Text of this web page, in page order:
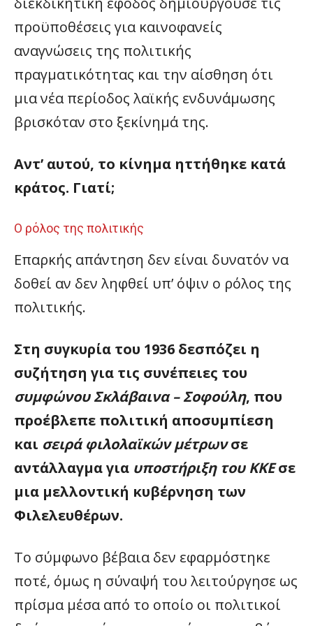
προϋποθέσεις για καινοφανείς
αναγνώσεις της πολιτικής
πραγματικότητας και την αίσθηση ότι
μια νέα περίοδος λαϊκής ενδυνάμωσης
βρισκόταν στο ξεκίνημά της.
Αντ’ αυτού, το κίνημα ηττήθηκε κατά
κράτος. Γιατί;
Ο ρόλος της πολιτικής
Επαρκής απάντηση δεν είναι δυνατόν να
δοθεί αν δεν ληφθεί υπ’ όψιν ο ρόλος της
πολιτικής.
Στη συγκυρία του 1936 δεσπόζει η
συζήτηση για τις συνέπειες του
συμφώνου Σκλάβαινα – Σοφούλη, που
προέβλεπε πολιτική αποσυμπίεση
και σειρά φιλολαϊκών μέτρωνσε
αντάλλαγμα για υποστήριξη του KKEσε
μια μελλοντική κυβέρνηση των
Φιλελευθέρων.
Το σύμφωνο βέβαια δεν εφαρμόστηκε
ποτέ, όμως η σύναψή του λειτούργησε ως
πρίσμα μέσα από το οποίο οι πολιτικοί